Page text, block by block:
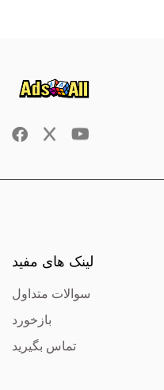
لینک های مفید
سوالات متداول
بازخورد
تماس بگیرید